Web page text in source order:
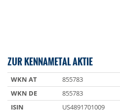
ZUR KENNAMETAL AKTIE
WKN AT
855783
WKN DE
855783
ISIN
US4891701009